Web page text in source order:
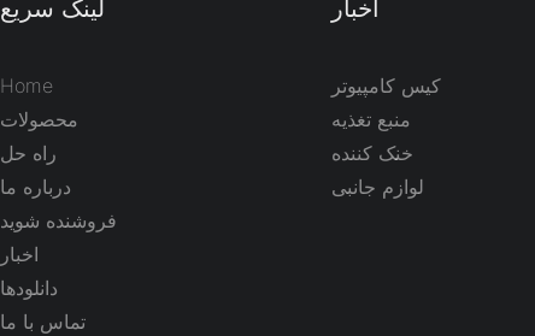
لینک سریع
Home
محصولات
راه حل
درباره ما
فروشنده شوید
اخبار
دانلودها
تماس با ما
اخبار
کیس کامپیوتر
منبع تغذیه
خنک کننده
لوازم جانبی